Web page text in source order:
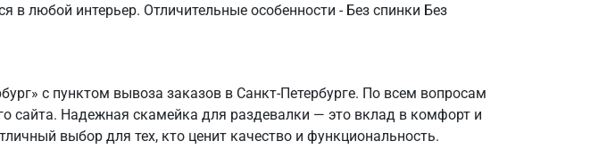
в любой интерьер. Отличительные особенности - Без спинки Без
с пунктом вывоза заказов в Санкт‑Петербурге. По всем вопросам
сайта. Надежная скамейка для раздевалки — это вклад в комфорт и
выбор для тех, кто ценит качество и функциональность.